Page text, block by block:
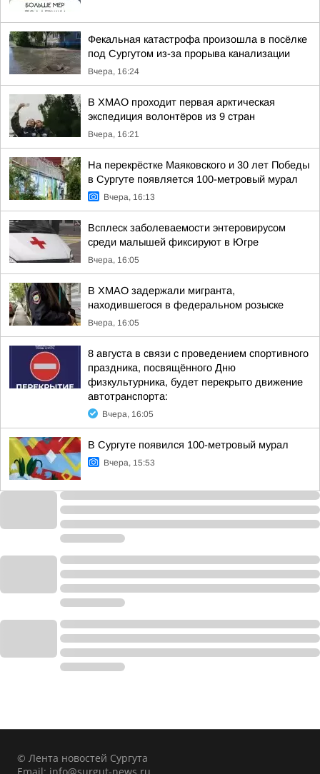
Фекальная катастрофа произошла в посёлке
под Сургутом из-за прорыва канализации
Вчера, 16:24
В ХМАО проходит первая арктическая
экспедиция волонтёров из 9 стран
Вчера, 16:21
На перекрёстке Маяковского и 30 лет Победы
в Сургуте появляется 100-метровый мурал
Вчера, 16:13
Всплеск заболеваемости энтеровирусом
среди малышей фиксируют в Югре
Вчера, 16:05
В ХМАО задержали мигранта,
находившегося в федеральном розыске
Вчера, 16:05
8 августа в связи с проведением спортивного
праздника, посвящённого Дню
физкультурника, будет перекрыто движение
автотранспорта:
Вчера, 16:05
В Сургуте появился 100-метровый мурал
Вчера, 15:53
© Лента новостей Сургута